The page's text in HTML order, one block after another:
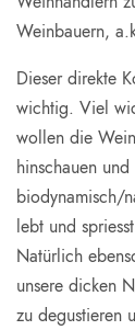
Weinbauern,
Dieser direkte
wichtig. Viel
wollen die
hinschauen
biodynamisch/
lebt und
Natürlich
unsere dicken
zu degustieren